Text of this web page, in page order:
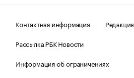
Контактная информация
Редакция
Рассылка РБК Новости
Информация об ограничениях